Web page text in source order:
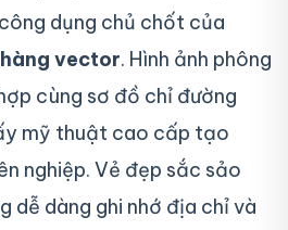
dụng chủ chốt của
vector. Hình ảnh phông
cùng sơ đồ chỉ đường
mỹ thuật cao cấp tạo
nghiệp. Vẻ đẹp sắc sảo
dễ dàng ghi nhớ địa chỉ và